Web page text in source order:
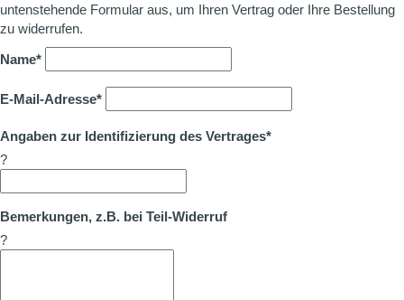
untenstehende Formular aus, um Ihren Vertrag oder Ihre Bestellung
zu widerrufen.
Name*
E-Mail-Adresse*
Angaben zur Identifizierung des Vertrages*
?
Bemerkungen, z.B. bei Teil-Widerruf
?